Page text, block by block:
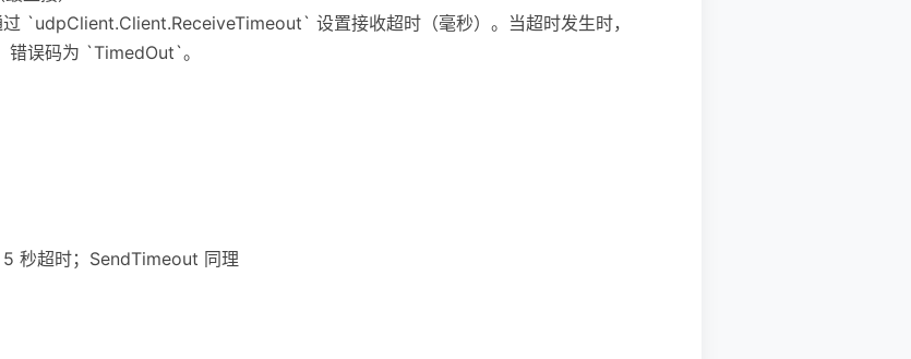
`udpClient.Client.ReceiveTimeout` 设置接收超时（毫秒）。当超时发生时，
误码为 `TimedOut`。
秒超时；SendTimeout 同理